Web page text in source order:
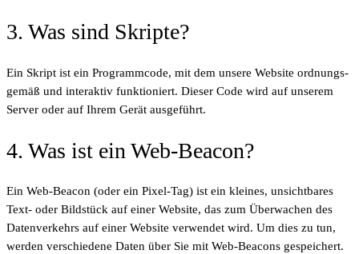
3. Was sind Skripte?
Ein Skript ist ein Pro­gramm­code, mit dem unse­re Web­site ord­nungs­
ge­mäß und inter­ak­tiv funk­tio­niert. Die­ser Code wird auf unse­rem
Ser­ver oder auf Ihrem Gerät ausgeführt.
4. Was ist ein Web-Beacon?
Ein Web-Bea­con (oder ein Pixel-Tag) ist ein klei­nes, unsicht­ba­res
Text- oder Bild­stück auf einer Web­site, das zum Über­wa­chen des
Daten­ver­kehrs auf einer Web­site ver­wen­det wird. Um dies zu tun,
wer­den ver­schie­de­ne Daten über Sie mit Web-Bea­cons gespeichert.